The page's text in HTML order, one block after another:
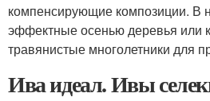
компенсирующие композиции. В
эффектные осенью деревья или
травянистые многолетники для
Ива идеал. Ивы